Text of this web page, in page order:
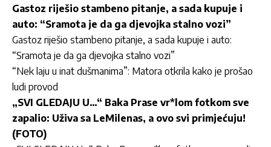
Gastoz riješio stambeno pitanje, a sada kupuje i
auto: “Sramota je da ga djevojka stalno vozi”
Gastoz riješio stambeno pitanje, a sada kupuje i auto:
“Sramota je da ga djevojka stalno vozi”
“Nek laju u inat dušmanima”: Matora otkrila kako je prošao
ludi provod
„SVI GLEDAJU U…“ Baka Prase vr*lom fotkom sve
zapalio: Uživa sa LeMilenas, a ovo svi primjećuju!
(FOTO)